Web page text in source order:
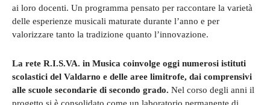
ai loro docenti. Un programma pensato per raccontare la varietà
delle esperienze musicali maturate durante l’anno e per
valorizzare tanto la tradizione quanto l’innovazione.
La rete R.I.S.VA. in Musica coinvolge oggi numerosi istituti
scolastici del Valdarno e delle aree limitrofe, dai comprensivi
alle scuole secondarie di secondo grado. Nel corso degli anni il